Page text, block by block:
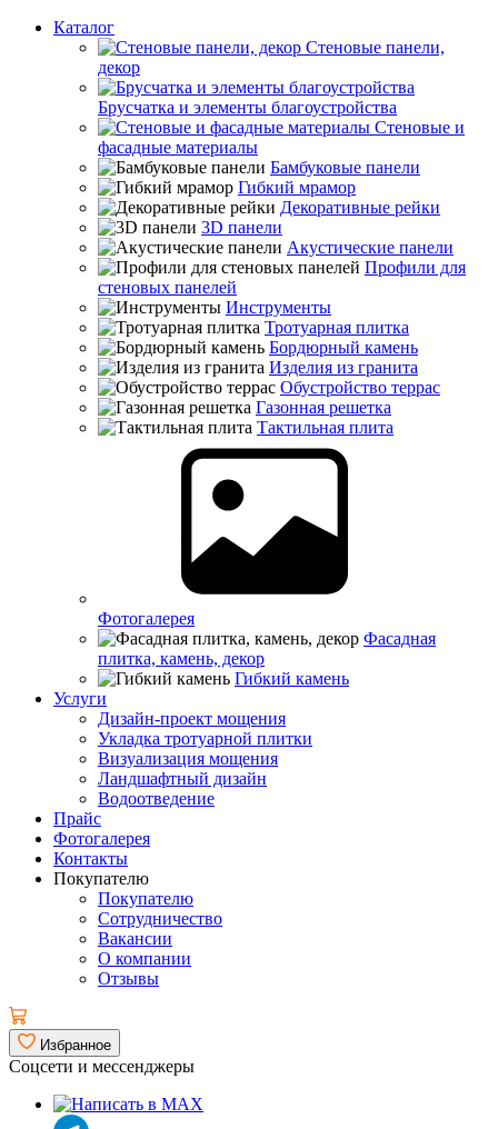
Каталог
Стеновые панели,
декор
Брусчатка и элементы благоустройства
Стеновые и
фасадные материалы
Бамбуковые панели
Гибкий мрамор
Декоративные рейки
3D панели
Акустические панели
Профили для
стеновых панелей
Инструменты
Тротуарная плитка
Бордюрный камень
Изделия из гранита
Обустройство террас
Газонная решетка
Тактильная плита
Фотогалерея
Фасадная
плитка, камень, декор
Гибкий камень
Услуги
Дизайн-проект мощения
Укладка тротуарной плитки
Визуализация мощения
Ландшафтный дизайн
Водоотведение
Прайс
Фотогалерея
Контакты
Покупателю
Покупателю
Сотрудничество
Вакансии
О компании
Отзывы
Избранное
Соцсети и мессенджеры